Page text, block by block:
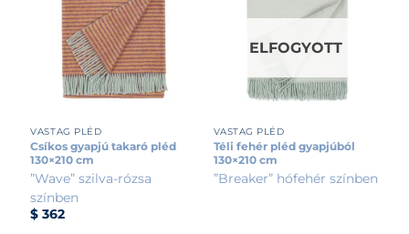
VASTAG PLÉD
Csíkos gyapjú takaró pléd
130×210 cm
”Wave” szilva-rózsa
színben
$ 362
ELFOGYOTT
VASTAG PLÉD
Téli fehér pléd gyapjúból
130×210 cm
”Breaker” hófehér színben